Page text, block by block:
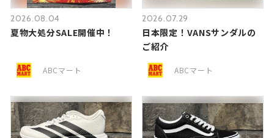
2026.08.04
夏物大処分SALE開催中！
ABCマート
2026.07.29
日本限定！VANSサンダルの
ご紹介
ABCマート